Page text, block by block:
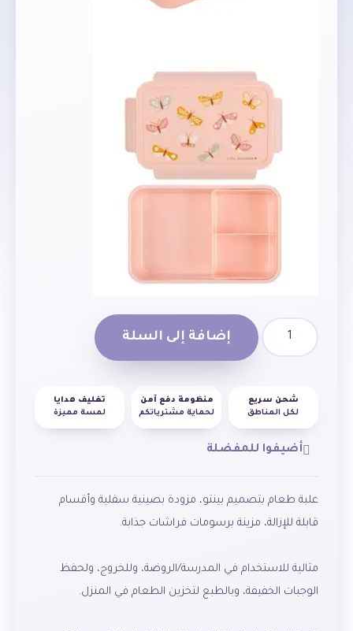
إضافة إلى السلة
شحن سريع
لكل المناطق
منظومة دفع آمن
لحماية مشترياتكم
تغليف هدايا
لمسة مميزة
أضيفوا للمفضلة
علبة طعام بتصميم بينتو، مزودة بصينية سفلية وأقسام
مثالية للاستخدام في المدرسة/الروضة، وللخروج، ولحفظ